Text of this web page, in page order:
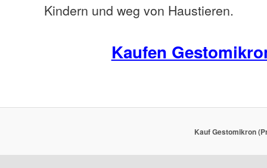
Kindern und weg von Haustieren.
Kaufen
Kauf Gestomikron